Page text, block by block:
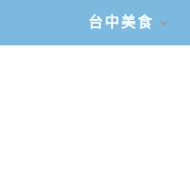
台中美食